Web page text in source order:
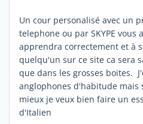
Un cour personalisé avec un
telephone ou par SKYPE
apprendra correctement et à
quelqu'un sur ce site ca sera
que dans les grosses boites.
anglophones d'habitude mais
mieux je veux bien faire un
d'Italien